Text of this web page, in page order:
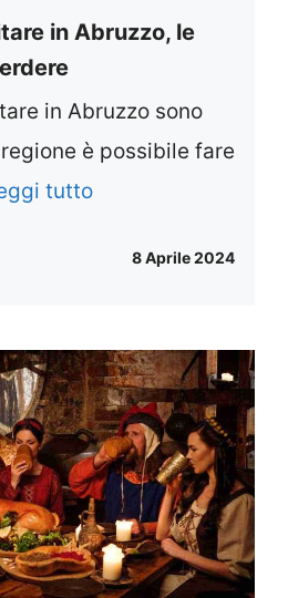
in Abruzzo, le
in Abruzzo sono
è possibile fare
tutto
8 Aprile 2024